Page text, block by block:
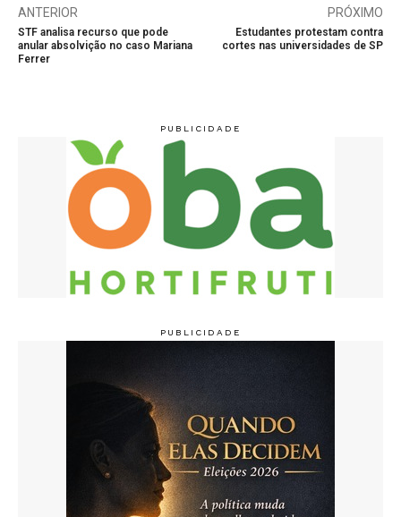
ANTERIOR
STF analisa recurso que pode
anular absolvição no caso Mariana
Ferrer
PRÓXIMO
Estudantes protestam contra
cortes nas universidades de SP